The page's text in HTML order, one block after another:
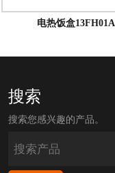
电热饭盒13FH01A
搜索
搜索您感兴趣的产品。